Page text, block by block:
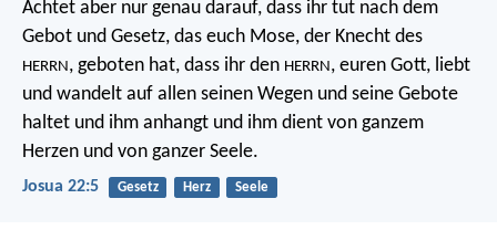
Achtet aber nur genau darauf, dass ihr tut nach dem
Gebot und Gesetz, das euch Mose, der Knecht des
HERRN, geboten hat, dass ihr den HERRN, euren Gott, liebt
und wandelt auf allen seinen Wegen und seine Gebote
haltet und ihm anhangt und ihm dient von ganzem
Herzen und von ganzer Seele.
Josua 22:5 Gesetz Herz Seele